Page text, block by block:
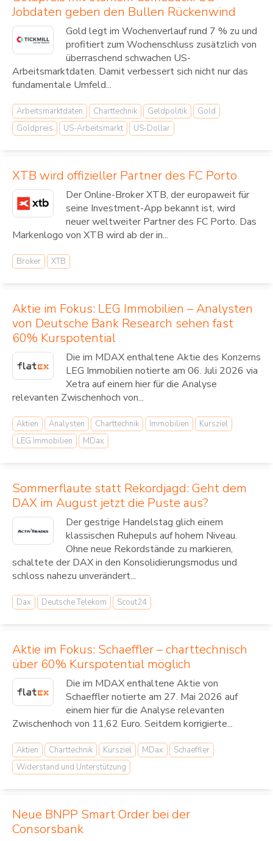
Jobdaten geben den Bullen Rückenwind
Gold legt im Wochenverlauf rund 7 % zu und
profitiert zum Wochenschluss zusätzlich von
überraschend schwachen US-
Arbeitsmarktdaten. Damit verbessert sich nicht nur das
fundamentale Umfeld...
Arbeitsmarktdaten Charttechnik Geldpolitik
Gold
Goldpreis
US-Arbeitsmarkt US-Dollar
XTB wird offizieller Partner des FC Porto
Der Online-Broker XTB, der europaweit für
seine Investment-App bekannt ist, wird
neuer weltweiter Partner des FC Porto. Das
Markenlogo von XTB wird ab der in...
Broker XTB
Aktie im Fokus: LEG Immobilien – Analysten
von Deutsche Bank Research sehen fast
60% Kurspotential
Die im MDAX enthaltene Aktie des Konzerns
LEG Immobilien notierte am 06. Juli 2026 via
Xetra auf einem hier für die Analyse
relevanten Zwischenhoch von...
Aktien Analysten Charttechnik Immobilien
Kursziel
LEG Immobilien
MDax
Sommerflaute statt Rekordjagd: Geht dem
DAX im August jetzt die Puste aus?
Der gestrige Handelstag glich einem
klassischen Ruhepuls auf hohem Niveau.
Ohne neue Rekordstände zu markieren,
schaltete der DAX in den Konsolidierungsmodus und
schloss nahezu unverändert...
Dax Deutsche Telekom Scout24
Aktie im Fokus: Schaeffler – charttechnisch
über 60% Kurspotential möglich
Die im MDAX enthaltene Aktie von
Schaeffler notierte am 27. Mai 2026 auf
einem hier für die Analyse relevanten
Zwischenhoch von 11,62 Euro. Seitdem korrigierte...
Aktien Charttechnik Kursziel MDax
Schaeffler
Widerstand und Unterstützung
Neue BNPP Smart Order bei der
Consorsbank